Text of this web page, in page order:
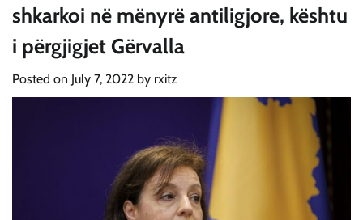
shkarkoi në mënyrë antiligjore, kështu
i përgjigjet Gërvalla
Posted on July 7, 2022 by rxitz